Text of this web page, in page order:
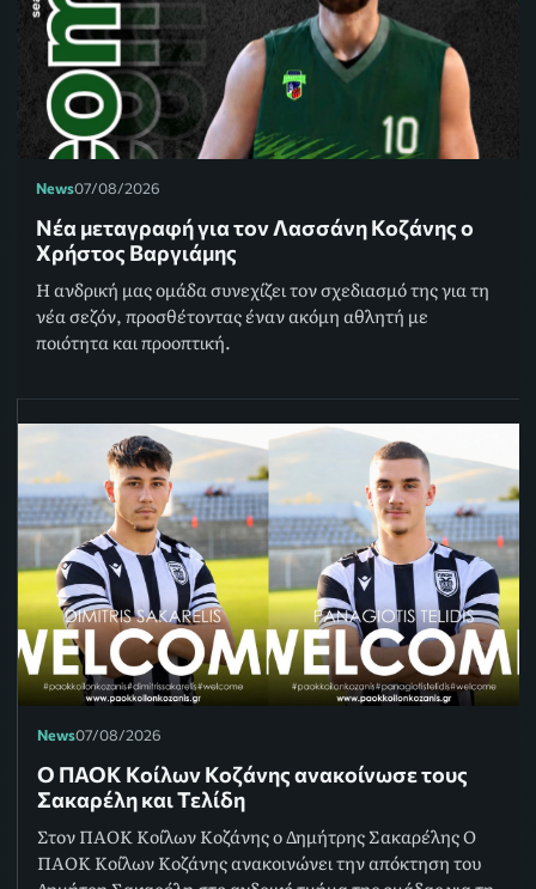
News07/08/2026
Νέα μεταγραφή για τον Λασσάνη Κοζάνης ο
Χρήστος Βαργιάμης
Η ανδρική μας ομάδα συνεχίζει τον σχεδιασμό της για τη
νέα σεζόν, προσθέτοντας έναν ακόμη αθλητή με
ποιότητα και προοπτική.
News07/08/2026
Ο ΠΑΟΚ Κοίλων Κοζάνης ανακοίνωσε τους
Σακαρέλη και Τελίδη
Στον ΠΑΟΚ Κοίλων Κοζάνης ο Δημήτρης Σακαρέλης Ο
ΠΑΟΚ Κοίλων Κοζάνης ανακοινώνει την απόκτηση του